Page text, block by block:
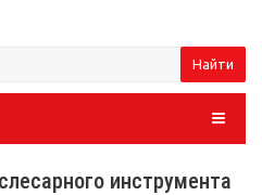
Найти
инструмента